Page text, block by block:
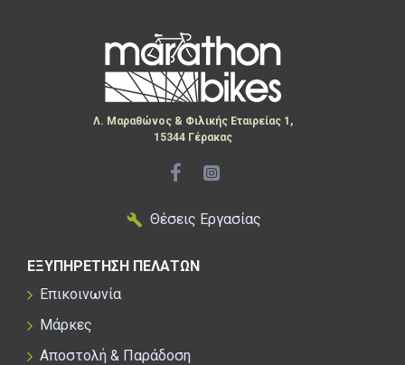
Λ. Μαραθώνος & Φιλικής Εταιρείας 1,
15344 Γέρακας
Θέσεις Εργασίας
ΕΞΥΠΗΡΕΤΗΣΗ ΠΕΛΑΤΩΝ
Επικοινωνία
Μάρκες
Αποστολή & Παράδοση